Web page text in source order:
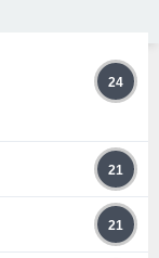
24
21
21